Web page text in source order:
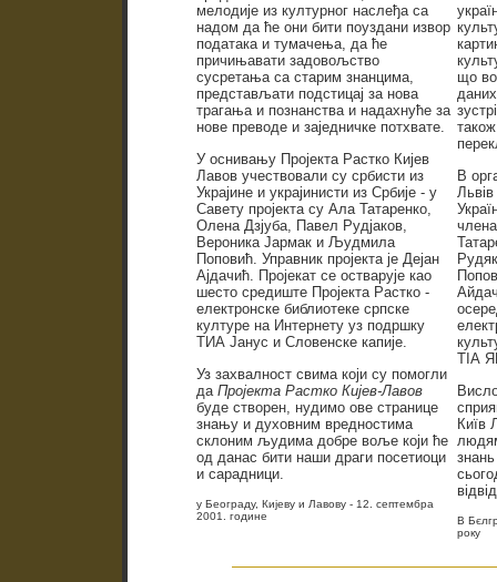
мелодије из културног наслеђа са
надом да ће они бити поуздани извор
података и тумачења, да ће
причињавати задовољство
сусретања са старим знанцима,
представљати подстицај за нова
трагања и познанства и надахнуће за
нове преводе и заједничке потхвате.
У оснивању Пројекта Растко Кијев
Лавов учествовали су србисти из
Украјине и украјинисти из Србије - у
Савету пројекта су Ала Татаренко,
Олена Дзјуба, Павел Рудјаков,
Вероника Јармак и Људмила
Поповић. Управник пројекта је Дејан
Ајдачић. Пројекат се остварује као
шесто средиште Пројекта Растко -
електронске библиотеке српске
културе на Интернету уз подршку
ТИА Јанус и Словенске капије.
Уз захвалност свима који су помогли
да Пројекта Растко Кијев-Лавов
буде створен, нудимо ове странице
знању и духовним вредностима
склоним људима добре воље који ће
од данас бити наши драги посетиоци
и сарадници.
у Београду, Кијеву и Лавову - 12. септембра
2001. године
що
В
ТІА
Київ
В
року